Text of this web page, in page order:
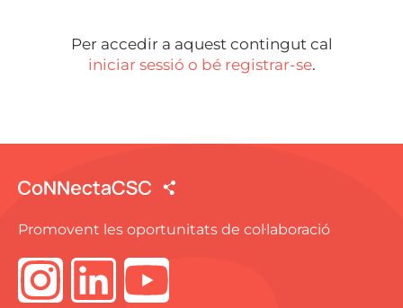
Per accedir a aquest contingut cal
iniciar sessió o bé registrar-se.
Promovent les oportunitats de col·laboració